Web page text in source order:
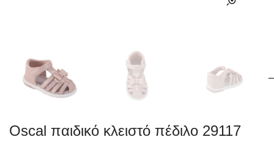
Oscal παιδικό κλειστό πέδιλο 29117